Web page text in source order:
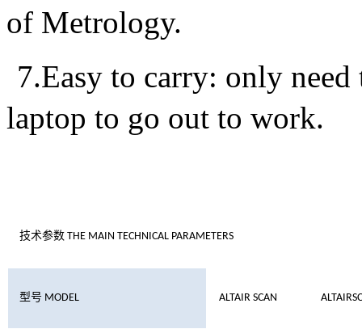
of Metrology.
7.Easy to carry: only
laptop to go out to work.
技术参数 THE MAIN TECHNICAL PARAMETERS
型号 MODEL ALTAIR SCAN